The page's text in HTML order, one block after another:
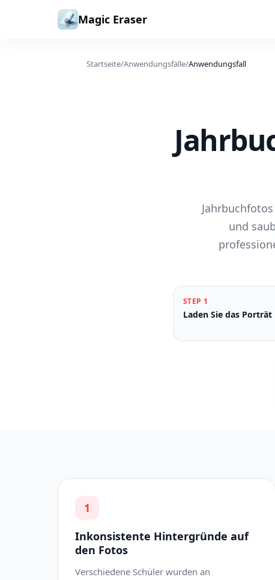
Zum Inhalt springen
Magic Eraser
Startseite/Anwendungsfälle/Anwendungsfall
und
STEP 1
Laden Sie das Porträt
1
Inkonsistente Hintergründe auf
den Fotos
Verschiedene Schüler wurden an